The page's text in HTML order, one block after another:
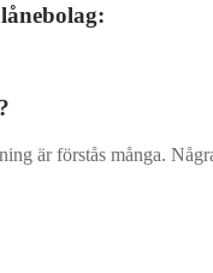
är förstås många.